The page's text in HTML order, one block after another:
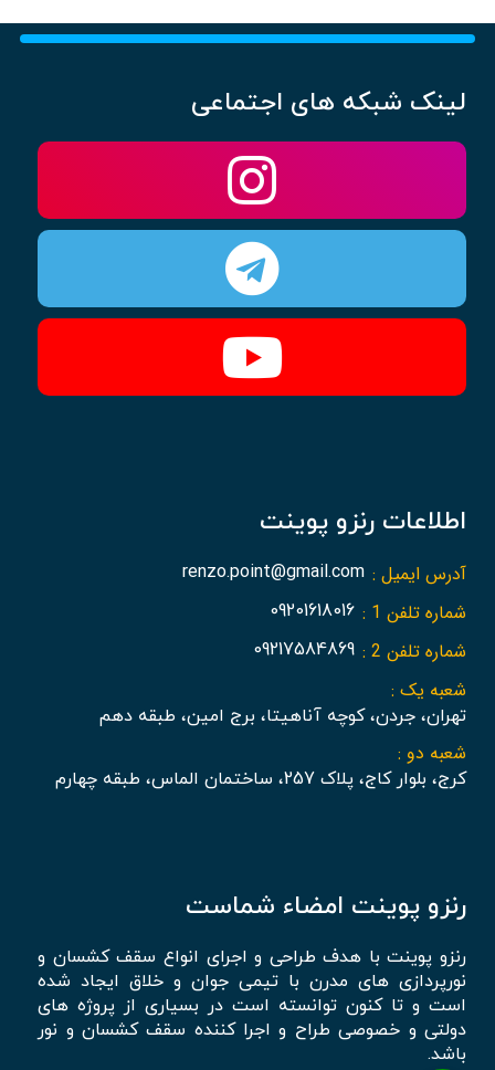
لینک شبکه های اجتماعی
اطلاعات رنزو پوینت
آدرس ایمیل : renzo.point@gmail.com
شماره تلفن 1 : 09201618016
شماره تلفن 2 : 09217584869
شعبه یک :
تهران، جردن، کوچه آناهیتا، برج امین، طبقه دهم
شعبه دو :
کرج، بلوار کاج، پلاک 257، ساختمان الماس، طبقه چهارم
رنزو پوینت امضاء شماست
رنزو پوینت با هدف طراحی و اجرای انواع سقف کشسان و
نورپردازی های مدرن با تیمی جوان و خلاق ایجاد شده
است و تا کنون توانسته است در بسیاری از پروژه های
دولتی و خصوصی طراح و اجرا کننده سقف کشسان و نور
باشد.